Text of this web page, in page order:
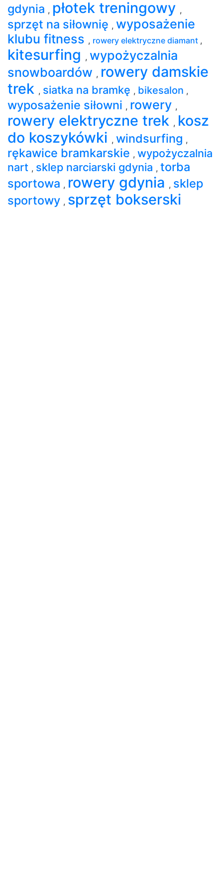
gdynia , płotek treningowy ,
sprzęt na siłownię , wyposażenie
klubu fitness , rowery elektryczne diamant ,
kitesurfing , wypożyczalnia
snowboardów , rowery damskie
trek , siatka na bramkę , bikesalon ,
wyposażenie siłowni , rowery ,
rowery elektryczne trek , kosz
do koszykówki , windsurfing ,
rękawice bramkarskie , wypożyczalnia
nart , sklep narciarski gdynia , torba
sportowa , rowery gdynia , sklep
sportowy , sprzęt bokserski